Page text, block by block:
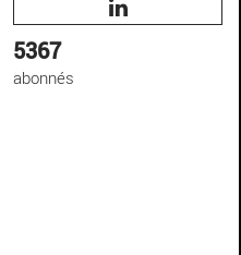
5367
abonnés